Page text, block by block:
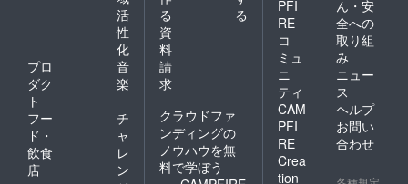
活
性
化
プロ
ダク
ト
音
楽
フー
ド・
飲食
店
チ
ャ
レ
ン
る
る
資
料
請
求
クラウドファ
ンディングの
ノウハウを無
料で学ぼう
PFI
RE
コ
ミュ
ニ
ティ
CAM
PFI
RE
Crea
tion
ん・安
全への
取り組
み
ニュー
ス
ヘルプ
お問い
合わせ